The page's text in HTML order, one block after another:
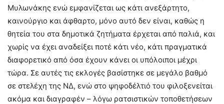
Μυλωνάκης ενώ εμφανίζεται ως κάτι ανεξάρτητο,
καινούργιο και άφθαρτο, μόνο αυτό δεν είναι, καθώς η
θητεία του στα δημοτικά ζητήματα έρχεται από παλιά, και
χωρίς να έχει αναδείξει ποτέ κάτι νέο, κάτι πραγματικά
διαφορετικό από όσα έχουν κάνει οι υπόλοιποι μέχρι
τώρα. Σε αυτές τις εκλογές βασίστηκε σε μεγάλο βαθμό
σε στελέχη της ΝΔ, ενώ στο ψηφοδέλτιό του φιλοξενείται
ακόμα και διαγραφέν – λόγω ρατσιστικών τοποθετήσεων